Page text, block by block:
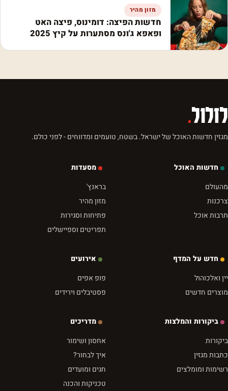
מזון מהיר
חדשות הפיצה: דומינוס, פיצה האט
ופאפא ג'ונס מסתערות על קיץ 2025
לזלול.
מגזין חדשות האוכל של ישראל. בשטח, טועמים ומדווחים - לפני כולם.
חדשות האוכל
מהעולם
צרכנות
תרבות אוכל
מסעדות
בראנץ'
מזון מהיר
פתיחות וסגירות
תפריטים וספיישלים
חדש על המדף
יין ואלכוהול
מוצרים חדשים
אירועים
פופ אפים
פסטיבלים וירידים
ביקורות והמלצות
ביקורות
כתבות מגזין
רשימות ומומלצים
מדריכים
אחסון ושימור
איך לבחור?
חגים ומועדים
טכניקות והכנה